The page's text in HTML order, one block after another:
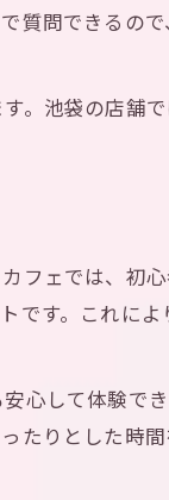
質問できるの
。池袋の店舗
フェでは、初
です。これに
して体験でき
たりとした時